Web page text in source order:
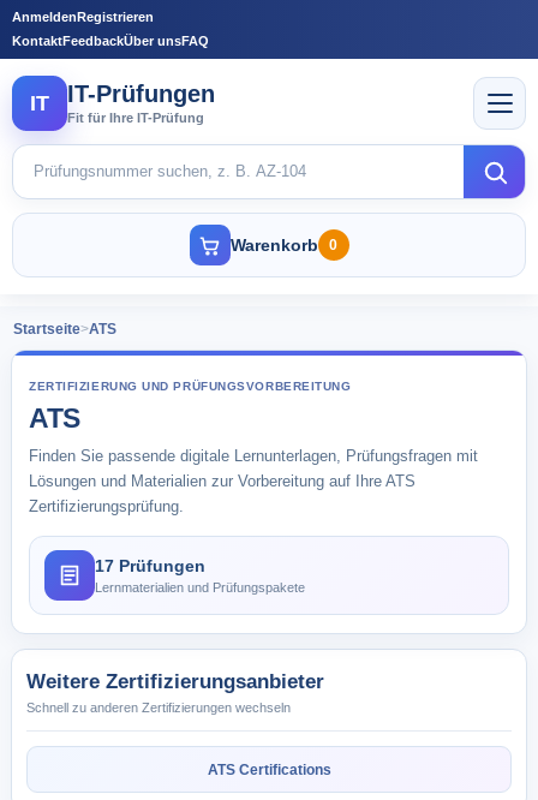
AnmeldenRegistrieren
KontaktFeedbackÜber unsFAQ
IT IT-Prüfungen
Fit für Ihre IT-Prüfung
Warenkorb 0
Startseite>ATS
ZERTIFIZIERUNG UND PRÜFUNGSVORBEREITUNG
ATS
Finden Sie passende digitale Lernunterlagen, Prüfungsfragen mit
Lösungen und Materialien zur Vorbereitung auf Ihre ATS
Zertifizierungsprüfung.
17 Prüfungen
Lernmaterialien und Prüfungspakete
Weitere Zertifizierungsanbieter
Schnell zu anderen Zertifizierungen wechseln
ATS Certifications